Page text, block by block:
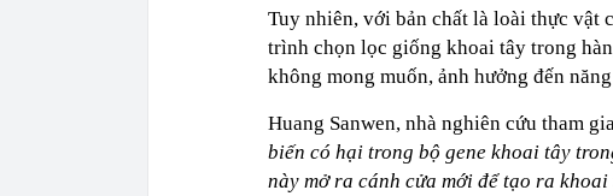
Tuy nhiên, với bản chất là loài thực vật
trình chọn lọc giống khoai tây trong
không mong muốn, ảnh hưởng đến
Huang Sanwen, nhà nghiên cứu tham
biến có hại trong bộ gene khoai tây
này mở ra cánh cửa mới để tạo ra